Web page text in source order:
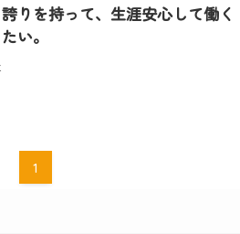
りを持って、生涯安心して働く
い。
1